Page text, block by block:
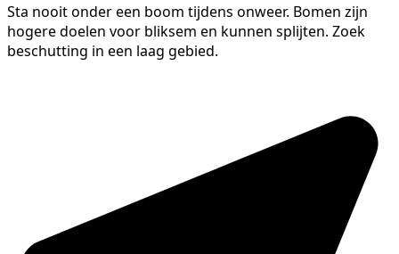
Sta nooit onder een boom tijdens onweer. Bomen zijn
hogere doelen voor bliksem en kunnen splijten. Zoek
beschutting in een laag gebied.